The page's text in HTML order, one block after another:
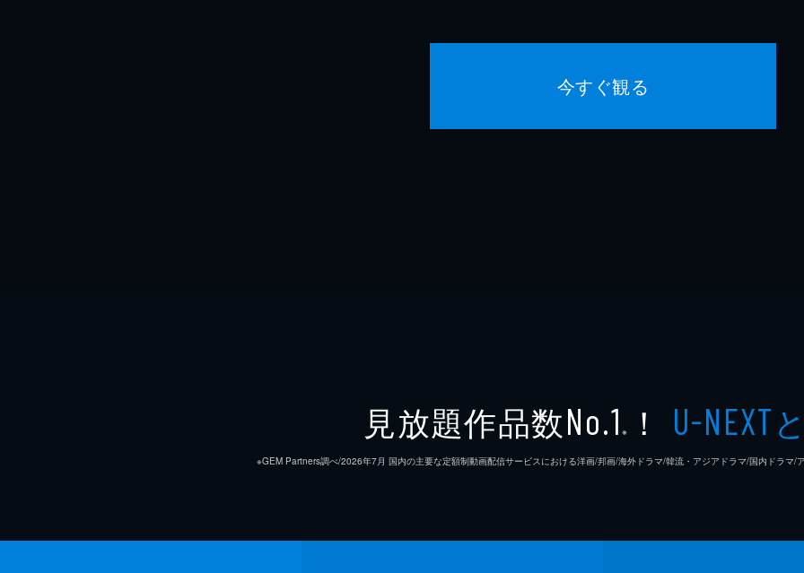
今すぐ観る
見放題作品数No.1 ※ ！ U-NEXT
※GEM Partners調べ/2026年7⽉ 国内の主要な定額制動画配信サービスにおける洋画/邦画/海外ドラマ/韓流・アジアドラマ/国内ドラマ/